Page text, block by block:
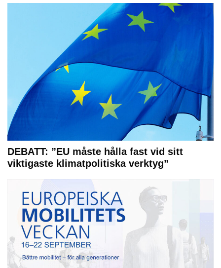
DEBATT: ”EU måste hålla fast vid sitt
viktigaste klimatpolitiska verktyg”